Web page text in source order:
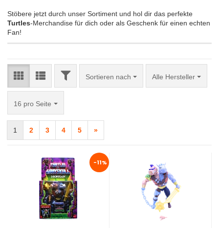
Stöbere jetzt durch unser Sortiment und hol dir das perfekte
Turtles-Merchandise für dich oder als Geschenk für einen echten
Fan!
FILTERSortieren nach
Sortieren nach Alle Hersteller
16 pro Seite
pro Seite
1 2 3 4 5 »
-11%